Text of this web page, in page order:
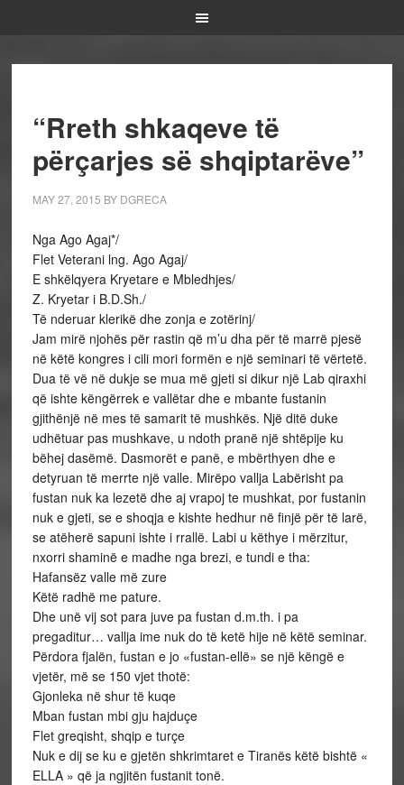
“Rreth shkaqeve të
përçarjes së shqiptarëve”
MAY 27, 2015 BY DGRECA
Nga Ago Agaj*/
Flet Veterani lng. Ago Agaj/
E shkëlqyera Kryetare e Mbledhjes/
Z. Kryetar i B.D.Sh./
Të nderuar klerikë dhe zonja e zotërinj/
Jam mirë njohës për rastin që m’u dha për të marrë pjesë
në këtë kongres i cili mori formën e një seminari të vërtetë.
Dua të vë në dukje se mua më gjeti si dikur një Lab qiraxhi
që ishte këngërrek e vallëtar dhe e mbante fustanin
gjithënjë në mes të samarit të mushkës. Një ditë duke
udhëtuar pas mushkave, u ndoth pranë një shtëpije ku
bëhej dasëmë. Dasmorët e panë, e mbërthyen dhe e
detyruan të merrte një valle. Mirëpo vallja Labërisht pa
fustan nuk ka lezetë dhe aj vrapoj te mushkat, por fustanin
nuk e gjeti, se e shoqja e kishte hedhur në finjë për të larë,
se atëherë sapuni ishte i rrallë. Labi u këthye i mërzitur,
nxorri shaminë e madhe nga brezi, e tundi e tha:
Hafansëz valle më zure
Këtë radhë me pature.
Dhe unë vij sot para juve pa fustan d.m.th. i pa
pregaditur… vallja ime nuk do të ketë hije në këtë seminar.
Përdora fjalën, fustan e jo «fustan-ellë» se një këngë e
vjetër, më se 150 vjet thotë:
Gjonleka në shur të kuqe
Mban fustan mbi gju hajduçe
Flet greqisht, shqip e turçe
Nuk e dij se ku e gjetën shkrimtaret e Tiranës këtë bishtë «
ELLA » që ja ngjitën fustanit tonë.